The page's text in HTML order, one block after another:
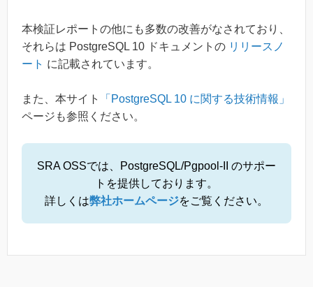
本検証レポートの他にも多数の改善がなされており、
それらは PostgreSQL 10 ドキュメントの リリースノ
ート に記載されています。
また、本サイト
「PostgreSQL 10 に関する技術情報」
ページも参照ください。
SRA OSSでは、PostgreSQL/Pgpool-II のサポー
トを提供しております。
詳しくは弊社ホームページをご覧ください。